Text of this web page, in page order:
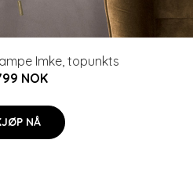
Imke, topunkts
NOK
NÅ